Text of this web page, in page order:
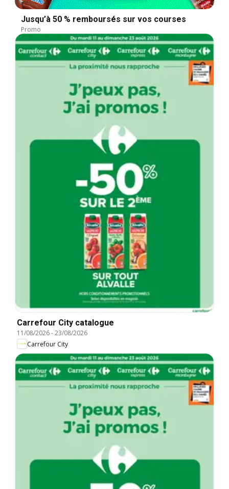
Jusqu’à 50 % remboursés sur vos courses
Promo
Carrefour City catalogue
11/08/2026-23/08/2026
Carrefour City